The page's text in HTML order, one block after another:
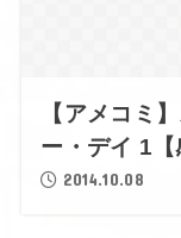
【アメコミ
ー・デイ 1【
2014.10.08